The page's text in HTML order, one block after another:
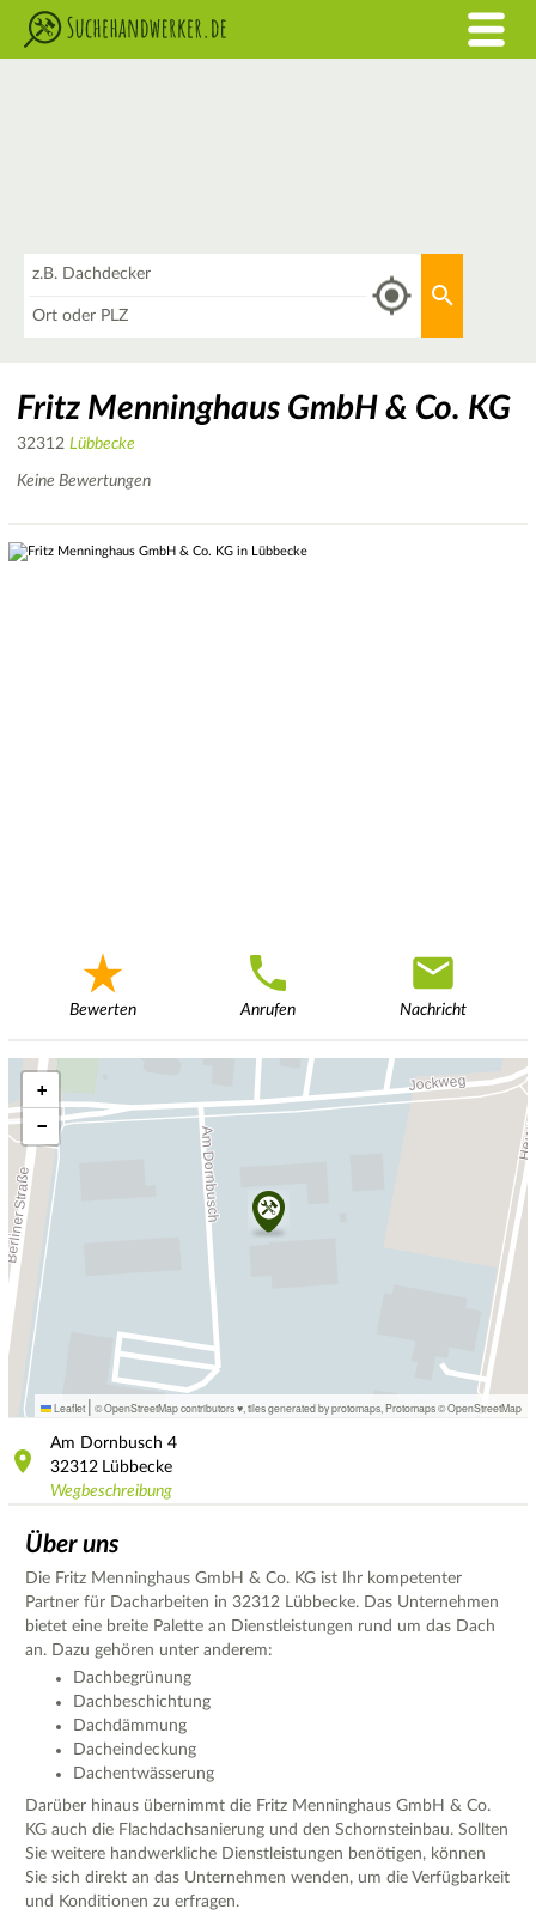
Fritz Menninghaus GmbH & Co. KG
32312 Lübbecke
Keine Bewertungen
Bewerten Anrufen Nachricht
+
−
Leaflet | © OpenStreetMap contributors ♥, tiles generated by protomaps Protomaps©OpenStreetMap
Am Dornbusch 4
32312 Lübbecke
Wegbeschreibung
Über uns
Die Fritz Menninghaus GmbH & Co. KG ist Ihr kompetenter
Partner für Dacharbeiten in 32312 Lübbecke. Das Unternehmen
bietet eine breite Palette an Dienstleistungen rund um das Dach
an. Dazu gehören unter anderem:
Dachbegrünung
Dachbeschichtung
Dachdämmung
Dacheindeckung
Dachentwässerung
Darüber hinaus übernimmt die Fritz Menninghaus GmbH & Co.
KG auch die Flachdachsanierung und den Schornsteinbau. Sollten
Sie weitere handwerkliche Dienstleistungen benötigen, können
Sie sich direkt an das Unternehmen wenden, um die Verfügbarkeit
und Konditionen zu erfragen.